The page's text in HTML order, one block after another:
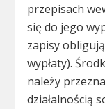
przepisach
się do jego
zapisy
wypłaty).
należy
działalnością